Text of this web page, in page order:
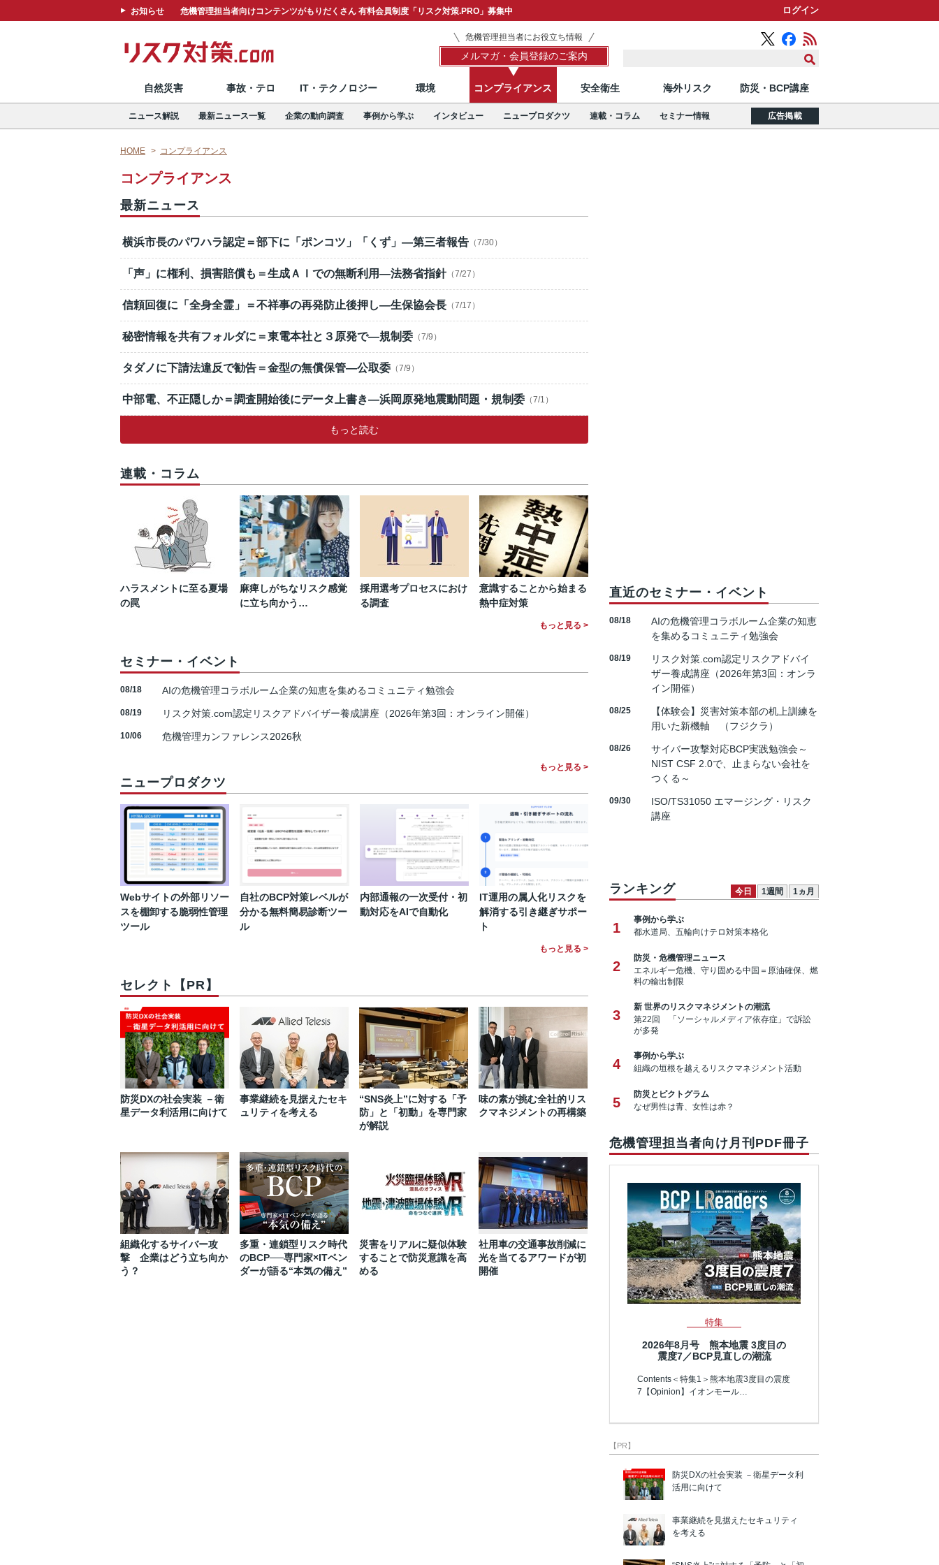
お知らせ 危機管理担当者向けコンテンツがもりだくさん 有料会員制度「リスク対策.PRO」募集中 ログイン
危機管理担当者にお役立ち情報
メルマガ・会員登録のご案内
自然災害 事故・テロ IT・テクノロジー 環境 コンプライアンス 安全衛生 海外リスク 防災・BCP講座
ニュース解説 最新ニュース一覧 企業の動向調査 事例から学ぶ インタビュー ニュープロダクツ 連載・コラム セミナー情報 広告掲載
HOME コンプライアンス
コンプライアンス
最新ニュース
横浜市長のパワハラ認定＝部下に「ポンコツ」「くず」―第三者報告 （7/30）
「声」に権利、損害賠償も＝生成ＡＩでの無断利用―法務省指針 （7/27）
信頼回復に「全身全霊」＝不祥事の再発防止後押し―生保協会長 （7/17）
秘密情報を共有フォルダに＝東電本社と３原発で―規制委 （7/9）
タダノに下請法違反で勧告＝金型の無償保管―公取委 （7/9）
中部電、不正隠しか＝調査開始後にデータ上書き―浜岡原発地震動問題・規制委 （7/1）
もっと読む
連載・コラム
ハラスメントに至る夏場
の罠
麻痺しがちなリスク感覚
に立ち向かう…
採用選考プロセスにおけ
る調査
意識することから始まる
熱中症対策
もっと見る >
セミナー・イベント
08/18 AIの危機管理コラボルーム企業の知恵を集めるコミュニティ勉強会
08/19 リスク対策.com認定リスクアドバイザー養成講座（2026年第3回：オンライン開催）
10/06 危機管理カンファレンス2026秋
もっと見る >
ニュープロダクツ
Webサイトの外部リソー
スを棚卸する脆弱性管理
ツール
自社のBCP対策レベルが
分かる無料簡易診断ツー
ル
内部通報の一次受付・初
動対応をAIで自動化
IT運用の属人化リスクを
解消する引き継ぎサポー
ト
もっと見る >
セレクト【PR】
防災DXの社会実装 －衛
星データ利活用に向けて
事業継続を見据えたセキ
ュリティを考える
“SNS炎上”に対する「予
防」と「初動」を専門家
が解説
味の素が挑む全社的リス
クマネジメントの再構築
組織化するサイバー攻
撃 企業はどう立ち向か
う？
多重・連鎖型リスク時代
のBCP──専門家×ITベン
ダーが語る“本気の備え”
災害をリアルに疑似体験
することで防災意識を高
める
社用車の交通事故削減に
光を当てるアワードが初
開催
直近のセミナー・イベント
08/18
AIの危機管理コラボルーム企業の知恵
を集めるコミュニティ勉強会
08/19
リスク対策.com認定リスクアドバイ
ザー養成講座（2026年第3回：オンラ
イン開催）
08/25
【体験会】災害対策本部の机上訓練を
用いた新機軸 （フジクラ）
08/26
サイバー攻撃対応BCP実践勉強会～
NIST CSF 2.0で、止まらない会社を
つくる～
09/30
ISO/TS31050 エマージング・リスク
講座
ランキング 今日 1週間 1ヵ月
1
事例から学ぶ
都水道局、五輪向けテロ対策本格化
2
防災・危機管理ニュース
エネルギー危機、守り固める中国＝原油確保、燃
料の輸出制限
3
新 世界のリスクマネジメントの潮流
第22回 「ソーシャルメディア依存症」で訴訟
が多発
4
事例から学ぶ
組織の垣根を越えるリスクマネジメント活動
5
防災とピクトグラム
なぜ男性は青、女性は赤？
危機管理担当者向け月刊PDF冊子
特集
2026年8月号 熊本地震 3度目の
震度7／BCP見直しの潮流
Contents＜特集1＞熊本地震3度目の震度
7【Opinion】イオンモール…
【PR】
防災DXの社会実装 －衛星データ利
活用に向けて
事業継続を見据えたセキュリティ
を考える